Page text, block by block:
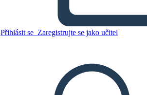
Přihlásit se Zaregistrujte se jako učitel
Zkopírujte tento scénář
PŘEHRÁT PREZENTACI
PŘEČTI MI